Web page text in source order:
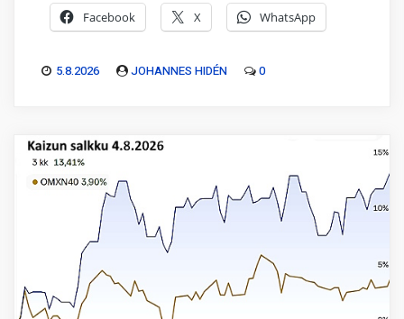
Facebook X WhatsApp
5.8.2026 JOHANNES HIDÉN 0